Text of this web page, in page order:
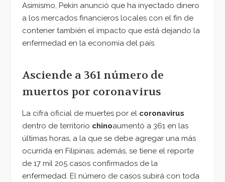
Asimismo, Pekín anunció que ha inyectado dinero
a los mercados financieros locales con el fin de
contener también el impacto que está dejando la
enfermedad en la economía del país.
Asciende a 361 número de
muertos por coronavirus
La cifra oficial de muertes por el coronavirus
dentro de territorio chinoaumentó a 361 en las
últimas horas, a la que se debe agregar una más
ocurrida en Filipinas; además, se tiene el reporte
de 17 mil 205 casos confirmados de la
enfermedad. El número de casos subirá con toda